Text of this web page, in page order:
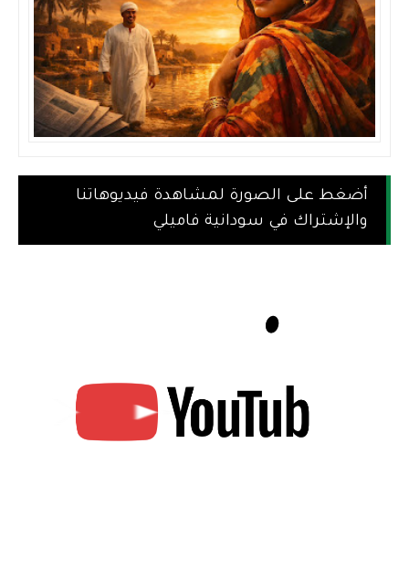
أضغط على الصورة لمشاهدة فيديوهاتنا
والإشتراك في سودانية فاميلي